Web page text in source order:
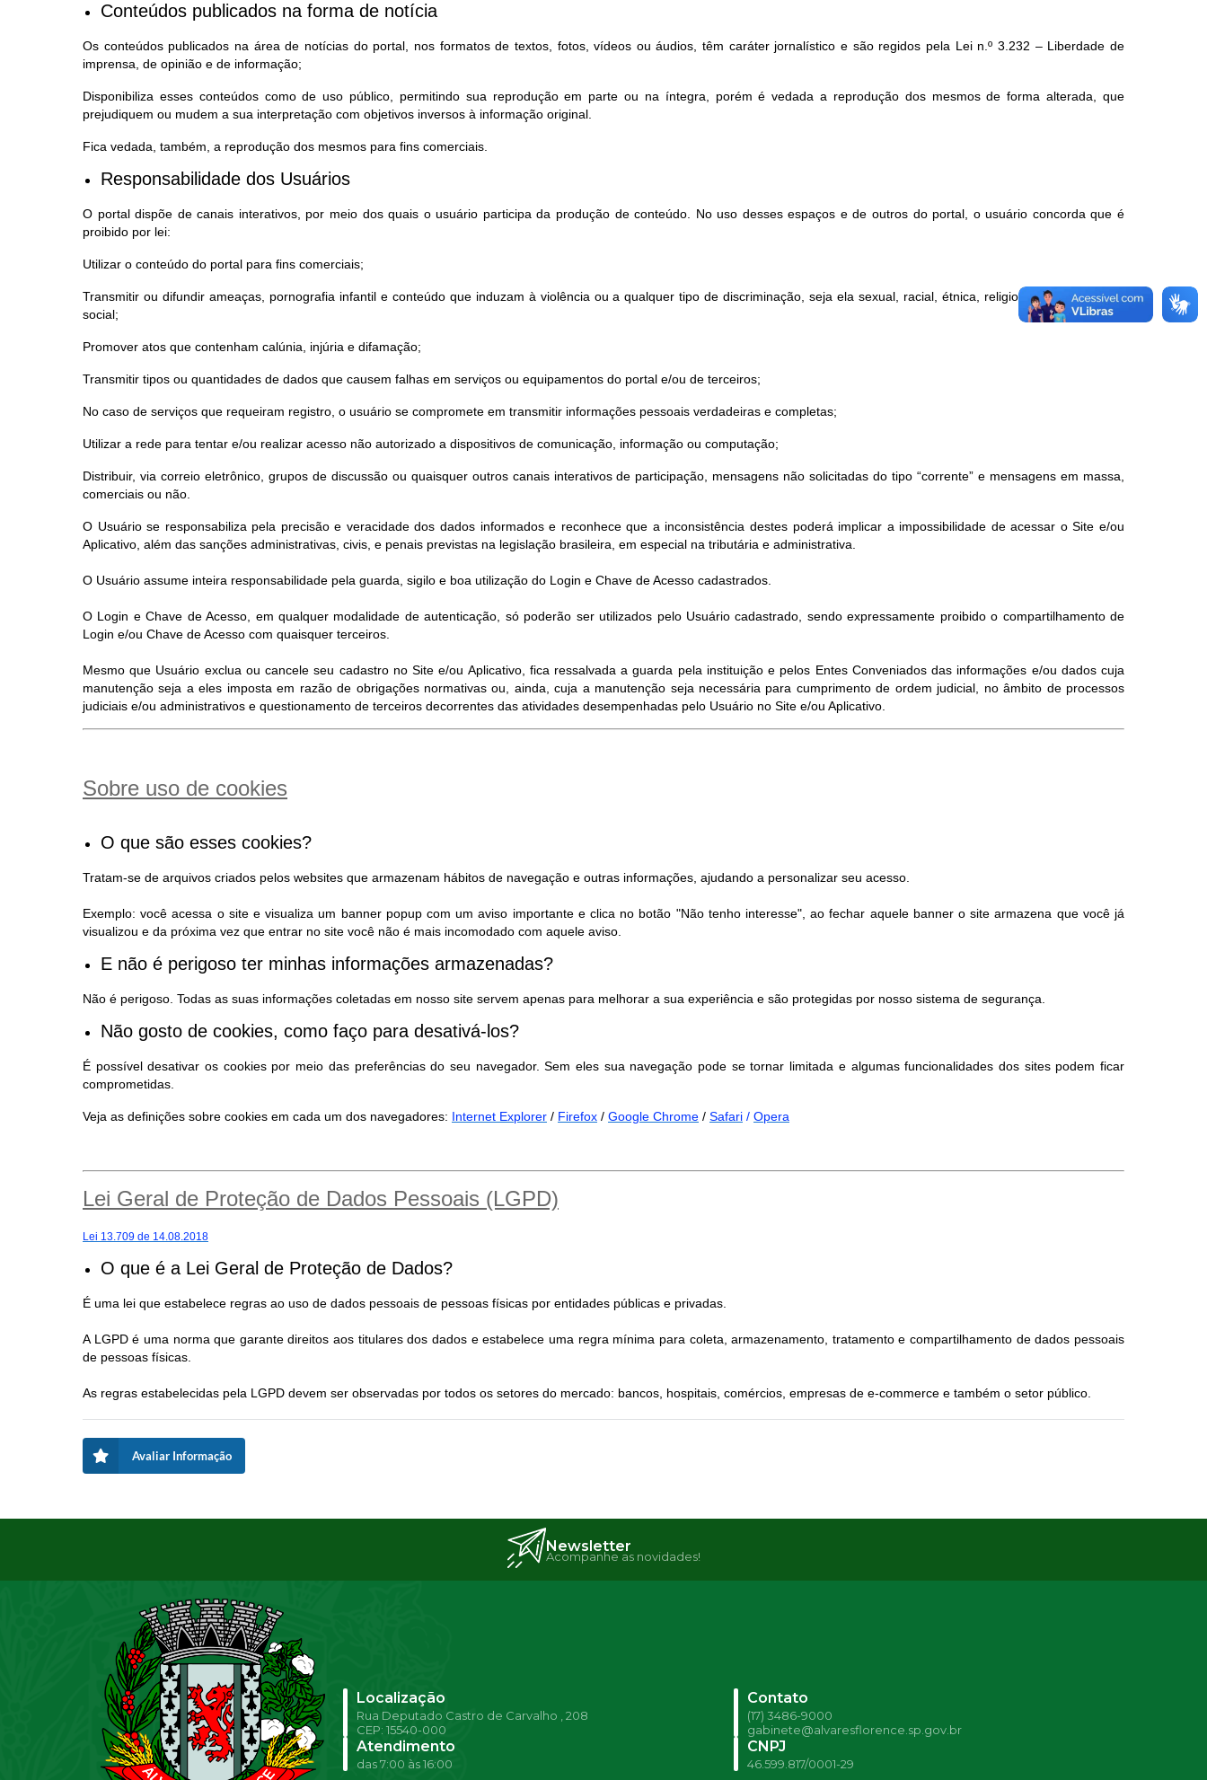
Conteúdos publicados na forma de notícia
Os conteúdos publicados na área de notícias do portal, nos formatos de textos, fotos, vídeos ou áudios, têm caráter jornalístico e são regidos pela Lei n.º 3.232 – Liberdade de
imprensa, de opinião e de informação;
Disponibiliza esses conteúdos como de uso público, permitindo sua reprodução em parte ou na íntegra, porém é vedada a reprodução dos mesmos de forma alterada, que
prejudiquem ou mudem a sua interpretação com objetivos inversos à informação original.
Fica vedada, também, a reprodução dos mesmos para fins comerciais.
Responsabilidade dos Usuários
O portal dispõe de canais interativos, por meio dos quais o usuário participa da produção de conteúdo. No uso desses espaços e de outros do portal, o usuário concorda que é
proibido por lei:
Utilizar o conteúdo do portal para fins comerciais;
Transmitir ou difundir ameaças, pornografia infantil e conteúdo que induzam à violência ou a qualquer tipo de discriminação, seja ela sexual, racial, étnica, religiosa, política, etária,
social;
Promover atos que contenham calúnia, injúria e difamação;
Transmitir tipos ou quantidades de dados que causem falhas em serviços ou equipamentos do portal e/ou de terceiros;
No caso de serviços que requeiram registro, o usuário se compromete em transmitir informações pessoais verdadeiras e completas;
Utilizar a rede para tentar e/ou realizar acesso não autorizado a dispositivos de comunicação, informação ou computação;
Distribuir, via correio eletrônico, grupos de discussão ou quaisquer outros canais interativos de participação, mensagens não solicitadas do tipo “corrente” e mensagens em massa,
comerciais ou não.
O Usuário se responsabiliza pela precisão e veracidade dos dados informados e reconhece que a inconsistência destes poderá implicar a impossibilidade de acessar o Site e/ou
Aplicativo, além das sanções administrativas, civis, e penais previstas na legislação brasileira, em especial na tributária e administrativa.
O Usuário assume inteira responsabilidade pela guarda, sigilo e boa utilização do Login e Chave de Acesso cadastrados.
O Login e Chave de Acesso, em qualquer modalidade de autenticação, só poderão ser utilizados pelo Usuário cadastrado, sendo expressamente proibido o compartilhamento de
Login e/ou Chave de Acesso com quaisquer terceiros.
Mesmo que Usuário exclua ou cancele seu cadastro no Site e/ou Aplicativo, fica ressalvada a guarda pela instituição e pelos Entes Conveniados das informações e/ou dados cuja
manutenção seja a eles imposta em razão de obrigações normativas ou, ainda, cuja a manutenção seja necessária para cumprimento de ordem judicial, no âmbito de processos
judiciais e/ou administrativos e questionamento de terceiros decorrentes das atividades desempenhadas pelo Usuário no Site e/ou Aplicativo.
Sobre uso de cookies
O que são esses cookies?
Tratam-se de arquivos criados pelos websites que armazenam hábitos de navegação e outras informações, ajudando a personalizar seu acesso.
Exemplo: você acessa o site e visualiza um banner popup com um aviso importante e clica no botão "Não tenho interesse", ao fechar aquele banner o site armazena que você já
visualizou e da próxima vez que entrar no site você não é mais incomodado com aquele aviso.
E não é perigoso ter minhas informações armazenadas?
Não é perigoso. Todas as suas informações coletadas em nosso site servem apenas para melhorar a sua experiência e são protegidas por nosso sistema de segurança.
Não gosto de cookies, como faço para desativá-los?
É possível desativar os cookies por meio das preferências do seu navegador. Sem eles sua navegação pode se tornar limitada e algumas funcionalidades dos sites podem ficar
comprometidas.
Veja as definições sobre cookies em cada um dos navegadores: Internet Explorer / Firefox / Google Chrome / Safari / Opera
Lei Geral de Proteção de Dados Pessoais (LGPD)
Lei 13.709 de 14.08.2018
O que é a Lei Geral de Proteção de Dados?
É uma lei que estabelece regras ao uso de dados pessoais de pessoas físicas por entidades públicas e privadas.
A LGPD é uma norma que garante direitos aos titulares dos dados e estabelece uma regra mínima para coleta, armazenamento, tratamento e compartilhamento de dados pessoais
de pessoas físicas.
As regras estabelecidas pela LGPD devem ser observadas por todos os setores do mercado: bancos, hospitais, comércios, empresas de e-commerce e também o setor público.
Avaliar Informação
Newsletter
Acompanhe as novidades!
Localização
Rua Deputado Castro de Carvalho , 208
CEP: 15540-000
Contato
(17) 3486-9000
gabinete@alvaresflorence.sp.gov.br
Atendimento
das 7:00 às 16:00
CNPJ
46.599.817/0001-29